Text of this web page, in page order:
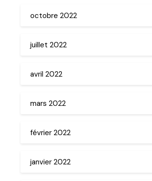
octobre 2022
juillet 2022
avril 2022
mars 2022
février 2022
janvier 2022